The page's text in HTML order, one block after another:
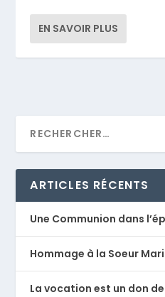
EN SAVOIR PLUS
ARTICLES RÉCENTS
Une Communion dans
Hommage à la Soeur
La vocation est un don